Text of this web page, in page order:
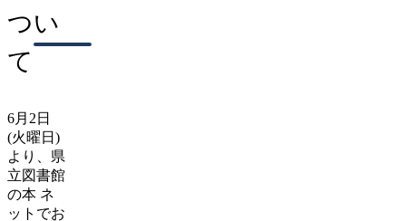
つい
て
6月2日
(火曜日)
より、県
立図書館
の本 ネ
ットでお